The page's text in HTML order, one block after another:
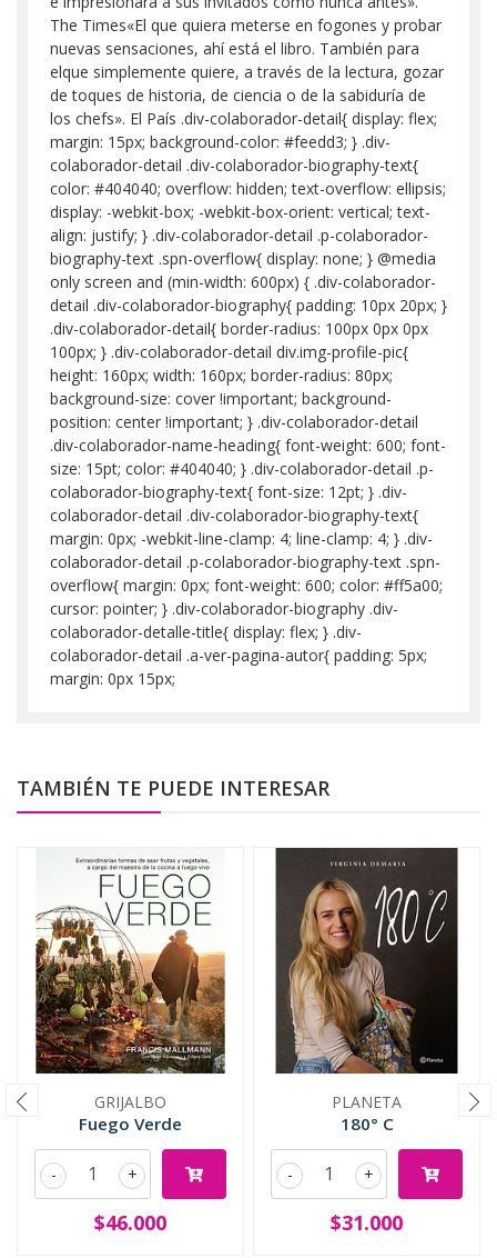
The Times«El que quiera meterse en fogones y probar
nuevas sensaciones, ahí está el libro. También para
elque simplemente quiere, a través de la lectura, gozar
de toques de historia, de ciencia o de la sabiduría de
los chefs». El País .div-colaborador-detail{ display: flex;
margin: 15px; background-color: #feedd3; } .div-
colaborador-detail .div-colaborador-biography-text{
color: #404040; overflow: hidden; text-overflow: ellipsis;
display: -webkit-box; -webkit-box-orient: vertical; text-
align: justify; } .div-colaborador-detail .p-colaborador-
biography-text .spn-overflow{ display: none; } @media
only screen and (min-width: 600px) { .div-colaborador-
detail .div-colaborador-biography{ padding: 10px 20px; }
.div-colaborador-detail{ border-radius: 100px 0px 0px
100px; } .div-colaborador-detail div.img-profile-pic{
height: 160px; width: 160px; border-radius: 80px;
background-size: cover !important; background-
position: center !important; } .div-colaborador-detail
.div-colaborador-name-heading{ font-weight: 600; font-
size: 15pt; color: #404040; } .div-colaborador-detail .p-
colaborador-biography-text{ font-size: 12pt; } .div-
colaborador-detail .div-colaborador-biography-text{
margin: 0px; -webkit-line-clamp: 4; line-clamp: 4; } .div-
colaborador-detail .p-colaborador-biography-text .spn-
overflow{ margin: 0px; font-weight: 600; color: #ff5a00;
cursor: pointer; } .div-colaborador-biography .div-
colaborador-detalle-title{ display: flex; } .div-
colaborador-detail .a-ver-pagina-autor{ padding: 5px;
margin: 0px 15px;
TAMBIÉN TE PUEDE INTERESAR
GRIJALBO
Fuego Verde
+
-
$46.000
PLANETA
180° C
+
-
$31.000